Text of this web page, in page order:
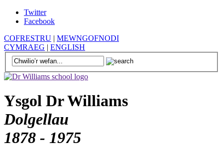
Twitter
Facebook
COFRESTRU | MEWNGOFNODI
CYMRAEG | ENGLISH
Ysgol Dr Williams
Dolgellau
1878 - 1975